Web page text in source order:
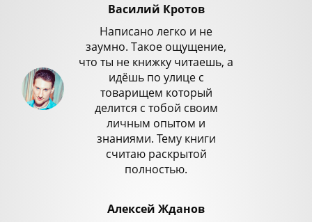
Василий Кротов
Написано легко и не
заумно. Такое ощущение,
что ты не книжку читаешь, а
идёшь по улице с
товарищем который
делится с тобой своим
личным опытом и
знаниями. Тему книги
считаю раскрытой
полностью.
Алексей Жданов